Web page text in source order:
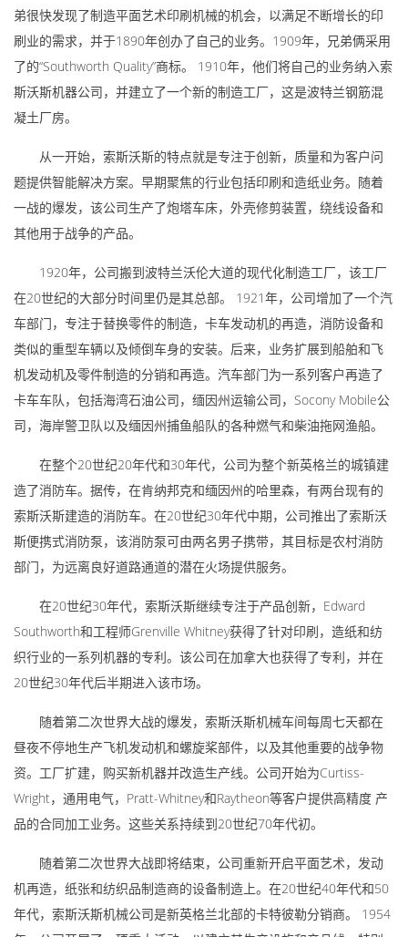
弟很快发现了制造平面艺术印刷机械的机会，以满足不断增长的印
刷业的需求，并于1890年创办了自己的业务。1909年，兄弟俩采用
了的“Southworth Quality”商标。 1910年，他们将自己的业务纳入索
斯沃斯机器公司，并建立了一个新的制造工厂，这是波特兰钢筋混
凝土厂房。
从一开始，索斯沃斯的特点就是专注于创新，质量和为客户问
题提供智能解决方案。早期聚焦的行业包括印刷和造纸业务。随着
一战的爆发，该公司生产了炮塔车床，外壳修剪装置，绕线设备和
其他用于战争的产品。
1920年，公司搬到波特兰沃伦大道的现代化制造工厂，该工厂
在20世纪的大部分时间里仍是其总部。 1921年，公司增加了一个汽
车部门，专注于替换零件的制造，卡车发动机的再造，消防设备和
类似的重型车辆以及倾倒车身的安装。后来，业务扩展到船舶和飞
机发动机及零件制造的分销和再造。汽车部门为一系列客户再造了
卡车车队，包括海湾石油公司，缅因州运输公司，Socony Mobile公
司，海岸警卫队以及缅因州捕鱼船队的各种燃气和柴油拖网渔船。
在整个20世纪20年代和30年代，公司为整个新英格兰的城镇建
造了消防车。据传，在肯纳邦克和缅因州的哈里森，有两台现有的
索斯沃斯建造的消防车。在20世纪30年代中期，公司推出了索斯沃
斯便携式消防泵，该消防泵可由两名男子携带，其目标是农村消防
部门，为远离良好道路通道的潜在火场提供服务。
在20世纪30年代，索斯沃斯继续专注于产品创新，Edward
Southworth和工程师Grenville Whitney获得了针对印刷，造纸和纺
织行业的一系列机器的专利。该公司在加拿大也获得了专利，并在
20世纪30年代后半期进入该市场。
随着第二次世界大战的爆发，索斯沃斯机械车间每周七天都在
昼夜不停地生产飞机发动机和螺旋桨部件，以及其他重要的战争物
资。工厂扩建，购买新机器并改造生产线。公司开始为Curtiss-
Wright，通用电气，Pratt-Whitney和Raytheon等客户提供高精度 产
品的合同加工业务。这些关系持续到20世纪70年代初。
随着第二次世界大战即将结束，公司重新开启平面艺术，发动
机再造，纸张和纺织品制造商的设备制造上。在20世纪40年代和50
年代，索斯沃斯机械公司是新英格兰北部的卡特彼勒分销商。 1954